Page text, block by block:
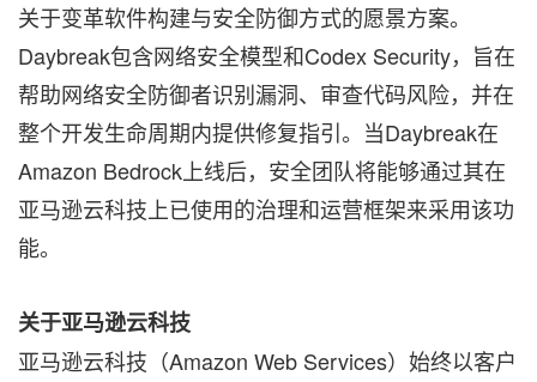
关于变革软件构建与安全防御方式的愿景方案。
Daybreak包含网络安全模型和Codex Security，旨在
帮助网络安全防御者识别漏洞、审查代码风险，并在
整个开发生命周期内提供修复指引。当Daybreak在
Amazon Bedrock上线后，安全团队将能够通过其在
亚马逊云科技上已使用的治理和运营框架来采用该功
能。
关于亚马逊云科技
亚马逊云科技（Amazon Web Services）始终以客户